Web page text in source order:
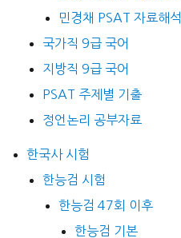
민경채 PSAT 자료해석
국가직 9급 국어
지방직 9급 국어
PSAT 주제별 기출
정언논리 공부자료
한국사 시험
한능검 시험
한능검 47회 이후
한능검 기본